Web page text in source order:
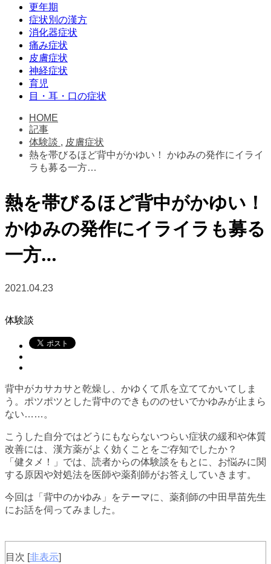
更年期
症状別の漢方
消化器症状
痛み症状
皮膚症状
神経症状
育児
目・耳・口の症状
HOME
記事
体験談 , 皮膚症状
熱を帯びるほど背中がかゆい！ かゆみの発作にイライ
ラも募る一方…
熱を帯びるほど背中がかゆい！
かゆみの発作にイライラも募る
一方…
2021.04.23
体験談
背中がカサカサと乾燥し、かゆくて爪を立ててかいてしま
う。ポツポツとした背中のできもののせいでかゆみが止まら
ない……。
こうした自分ではどうにもならないつらい症状の緩和や体質
改善には、漢方薬がよく効くことをご存知でしたか？
「健タメ！」では、読者からの体験談をもとに、お悩みに関
する原因や対処法を医師や薬剤師がお答えしていきます。
今回は「背中のかゆみ」をテーマに、薬剤師の中田早苗先生
にお話を伺ってみました。
目次 [非表示]